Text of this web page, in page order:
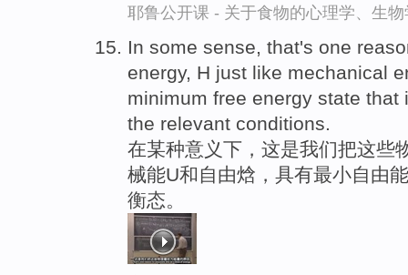
耶鲁公开课 - 关于食物的心理学、生
In some sense, that's one
energy, H just like mechanical
minimum free energy state
the relevant conditions.
在某种意义下，这是我们把这些
械能U和自由焓，具有最小自由
衡态。